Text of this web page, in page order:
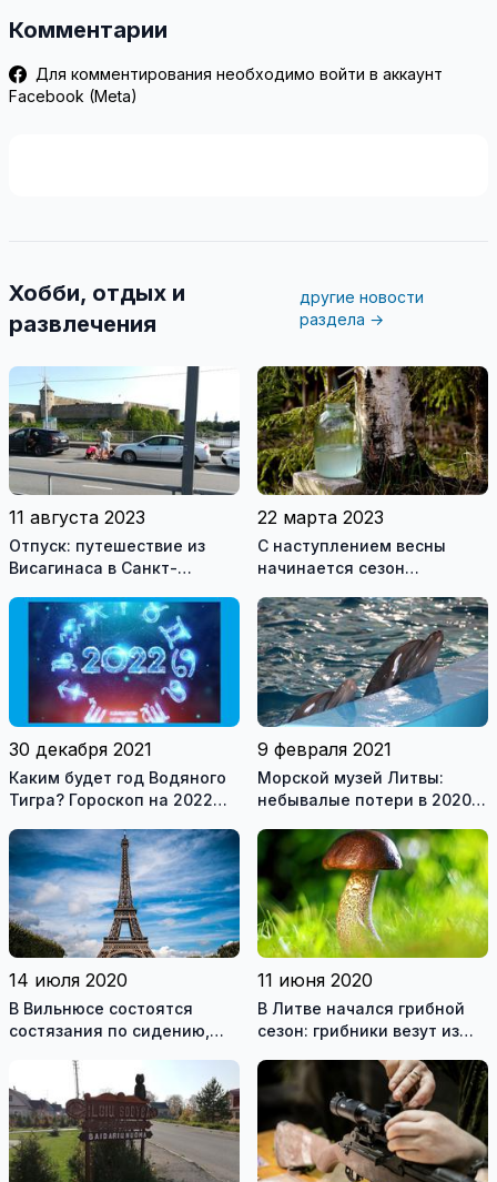
Комментарии
Для комментирования необходимо войти в аккаунт
Facebook (Meta)
Хобби, отдых и
развлечения
другие новости
раздела →
11 августа 2023
Отпуск: путешествие из
Висагинаса в Санкт-
границы
22 марта 2023
С наступлением весны
начинается сезон
сока
30 декабря 2021
Каким будет год Водяного
Тигра? Гороскоп на 2022
зодиака
9 февраля 2021
Морской музей Литвы:
небывалые потери в 2020
планы на будущее
14 июля 2020
В Вильнюсе состоятся
состязания по сидению,
11 июня 2020
В Литве начался грибной
сезон: грибники везут из